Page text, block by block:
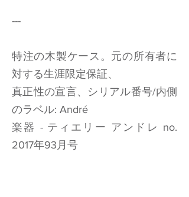
---
特注の木製ケース。元の所有者に
対する生涯限定保証、
真正性の宣言、シリアル番号/内側
のラベル: André
楽器 - ティエリー アンドレ no.
2017年93月号